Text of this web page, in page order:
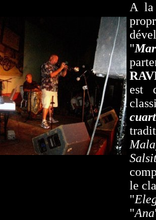
A
"
est
le
"
"Ana